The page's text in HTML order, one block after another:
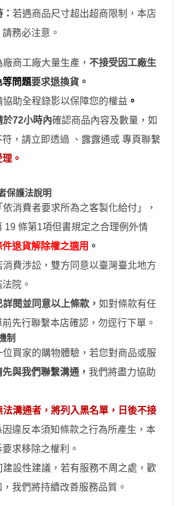
若遇商品尺寸超出超商限制，本店
務必注意。
商工廠大量生產， 不接受因工廠生
等問題要求退換貨。
協助全程錄影以保障您的權益 。
於72小時內確認商品內容及數量，如
，請立即透過
、露露通或 專頁聯繫
。
保護法說明
消費者要求所為之客製化給付」，
19 條第1項但書規定之合理例外情
退貨解除權之適用 。
費涉訟，雙方同意以臺灣臺北地方
院。
閱並同意以上條款， 如對條款有任
先行聯繫本店確認，勿逕行下單。
制
買家的購物體驗，若您對商品或服
先與我們聯繫溝通， 我們將盡力協助
法溝通者，將列入黑名單，日後不接
因違反本須知條款之行為所產生，本
求移除之權利。
建設性建議，若有服務不周之處，歡
我們將持續改善服務品質。